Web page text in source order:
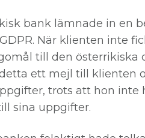
bank lämnade in en
När klienten inte
till den österrikiska
ett mejl till klienten
trots att hon inte
sina uppgifter.